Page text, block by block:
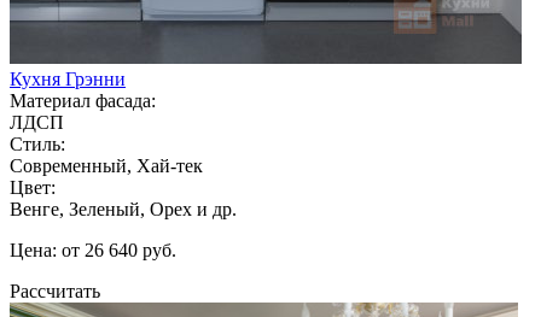
Кухня Грэнни
Материал фасада:
ЛДСП
Стиль:
Современный, Хай-тек
Цвет:
Венге, Зеленый, Орех и др.
Цена: от 26 640 руб.
Рассчитать